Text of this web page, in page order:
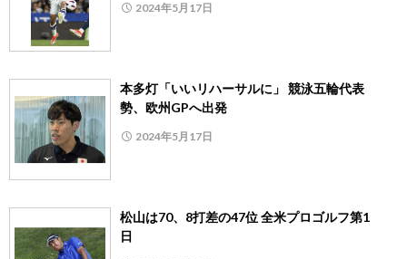
2024年5月17日
本多灯「いいリハーサルに」 競泳五輪代表
勢、欧州GPへ出発
2024年5月17日
松山は70、8打差の47位 全米プロゴルフ第1
日